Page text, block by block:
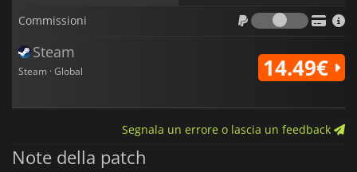
Commissioni
Steam
Steam · Global 14.49€
Segnala un errore o lascia un feedback
Note della patch